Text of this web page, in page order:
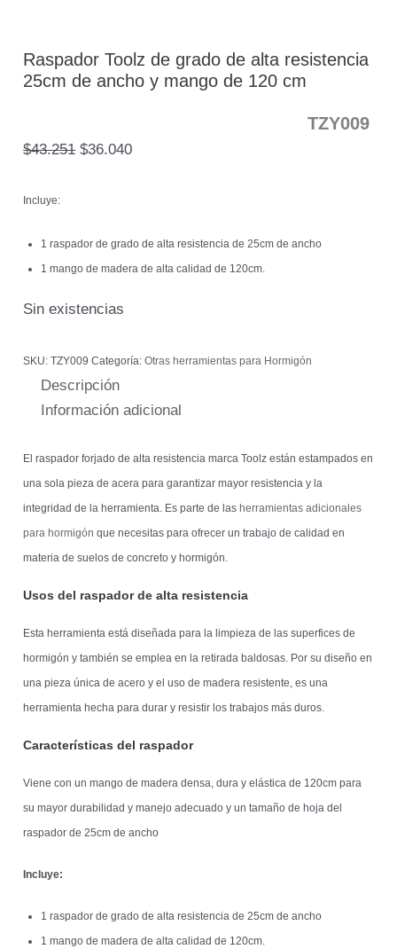
Raspador Toolz de grado de alta resistencia
25cm de ancho y mango de 120 cm
TZY009
$43.251 $36.040
Incluye:
1 raspador de grado de alta resistencia de 25cm de ancho
1 mango de madera de alta calidad de 120cm.
Sin existencias
SKU:TZY009 Categoría:Otras herramientas para Hormigón
Descripción
Información adicional
El raspador forjado de alta resistencia marca Toolz están estampados en
una sola pieza de acera para garantizar mayor resistencia y la
integridad de la herramienta. Es parte de lasherramientas adicionales
para hormigón que necesitas para ofrecer un trabajo de calidad en
materia de suelos de concreto y hormigón.
Usos del raspador de alta resistencia
Esta herramienta está diseñada para la limpieza de las superfices de
hormigón y también se emplea en la retirada baldosas. Por su diseño en
una pieza única de acero y el uso de madera resistente, es una
herramienta hecha para durar y resistir los trabajos más duros.
Características del raspador
Viene con un mango de madera densa, dura y elástica de 120cm para
su mayor durabilidad y manejo adecuado y un tamaño de hoja del
raspador de 25cm de ancho
Incluye:
1 raspador de grado de alta resistencia de 25cm de ancho
1 mango de madera de alta calidad de 120cm.